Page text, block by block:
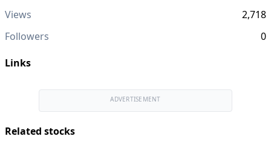
Views
2,718
Followers
0
Links
ADVERTISEMENT
Related stocks